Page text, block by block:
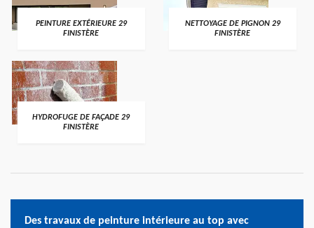
PEINTURE EXTÉRIEURE 29
FINISTÈRE
NETTOYAGE DE PIGNON 29
FINISTÈRE
HYDROFUGE DE FAÇADE 29
FINISTÈRE
Des travaux de peinture intérieure au top avec